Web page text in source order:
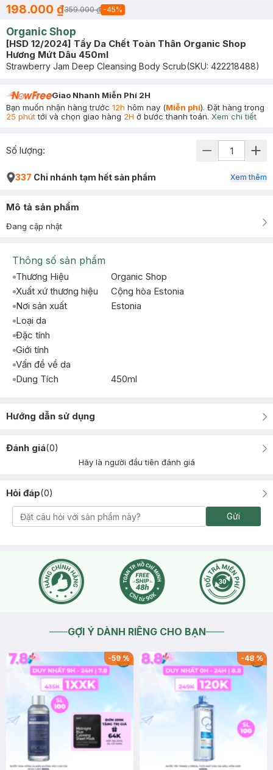
198.000 ₫359.000 ₫ -45%
Organic Shop
[HSD 12/2024] Tẩy Da Chết Toàn Thân Organic Shop
Hương Mứt Dâu 450ml
Strawberry Jam Deep Cleansing Body Scrub(SKU: 422218488)
Giao Nhanh Miễn Phí 2H
Bạn muốn nhận hàng trước 12h hôm nay (Miễn phí). Đặt hàng trong
25 phúttới và chọn giao hàng 2H ở bước thanh toán. Xem chi tiết
Số lượng:
337 Chi nhánh tạm hết sản phẩm Xem thêm
Mô tả sản phẩm
Đang cập nhật
Thông số sản phẩm
Thương Hiệu
Organic Shop
Xuất xứ thương hiệu
Cộng hòa Estonia
Nơi sản xuất
Estonia
Loại da
Đặc tính
Giới tính
Vấn đề về da
Dung Tích
450ml
Hướng dẫn sử dụng
Đánh giá(0)
Hãy là người đầu tiên đánh giá
Hỏi đáp(0)
Gửi
GỢI Ý DÀNH RIÊNG CHO BẠN
-59% -48%